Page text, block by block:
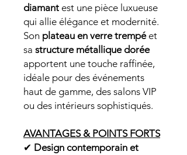
diamant est une pièce luxueuse
qui allie élégance et modernité.
Son plateau en verre trempéet
sa structure métallique dorée
apportent une touche raffinée,
idéale pour des événements
haut de gamme, des salons VIP
ou des intérieurs sophistiqués.
AVANTAGES & POINTS FORTS
✔ Design contemporain et